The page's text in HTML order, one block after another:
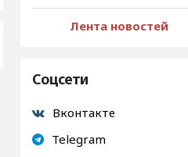
Лента новостей
Соцсети
Вконтакте
Telegram